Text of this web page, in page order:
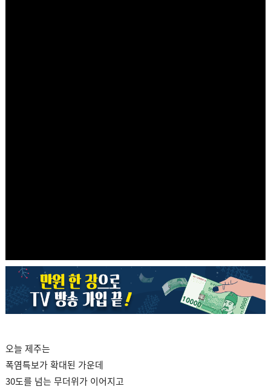
오늘 제주는
폭염특보가 확대된 가운데
30도를 넘는 무더위가 이어지고